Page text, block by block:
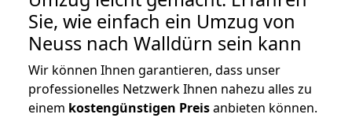
Sie, wie einfach ein Umzug von
Neuss nach Walldürn sein kann
Wir können Ihnen garantieren, dass unser
professionelles Netzwerk Ihnen nahezu alles zu
einem kostengünstigen Preisanbieten können.